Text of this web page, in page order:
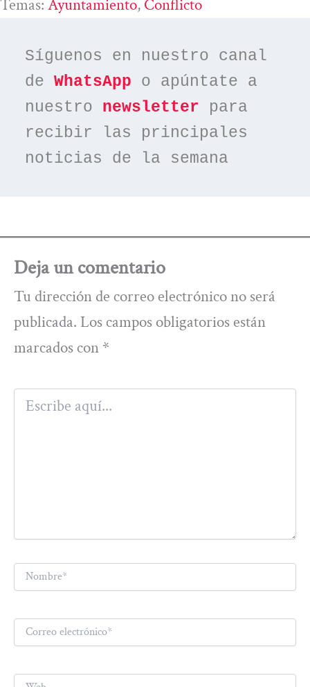
Temas: Ayuntamiento, Conflicto
Síguenos en nuestro canal
de WhatsApp o apúntate a
nuestro newsletter para
recibir las principales
noticias de la semana
Deja un comentario
Tu dirección de correo electrónico no será
publicada. Los campos obligatorios están
marcados con *
Escribe
aquí...
Nombre*
Correo
electrónico*
Web